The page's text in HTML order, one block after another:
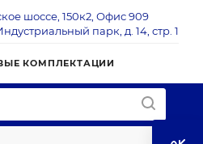
шоссе, 150к2, Офис 909
парк, д. 14, стр. 1
КОМПЛЕКТАЦИИ